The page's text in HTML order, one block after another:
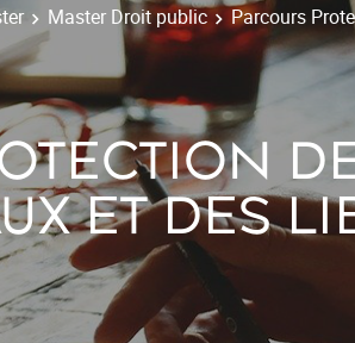
Master Droit public Parcours
ET DES